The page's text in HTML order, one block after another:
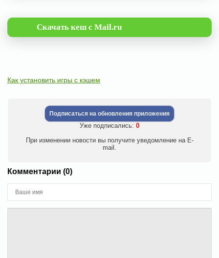
Скачать кеш с Mail.ru
Как установить игры с кэшем
Подписаться на обновления приложения
Уже подписались: 0
При изменении новости вы получите уведомление на E-
mail.
Комментарии (0)